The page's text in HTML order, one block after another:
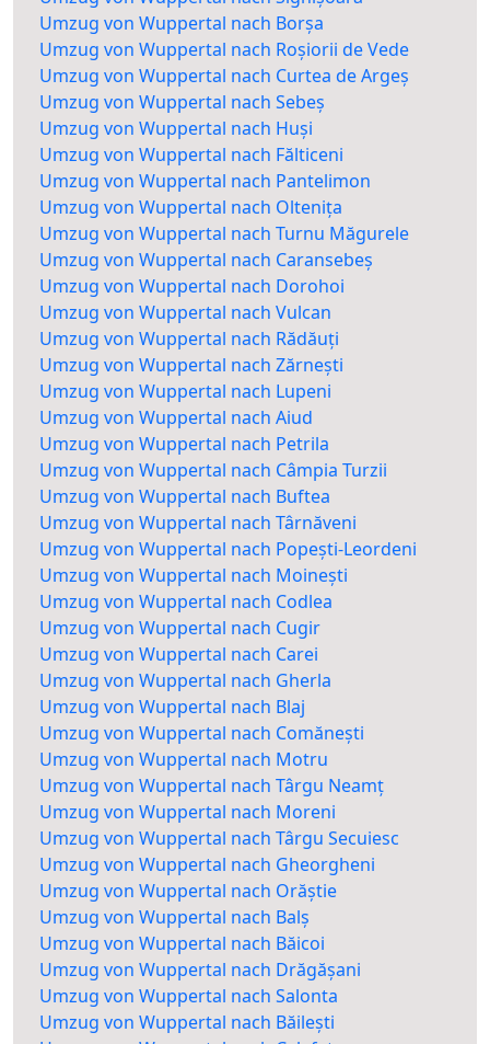
Umzug von Wuppertal nach Borșa
Umzug von Wuppertal nach Roșiorii de Vede
Umzug von Wuppertal nach Curtea de Argeș
Umzug von Wuppertal nach Sebeș
Umzug von Wuppertal nach Huși
Umzug von Wuppertal nach Fălticeni
Umzug von Wuppertal nach Pantelimon
Umzug von Wuppertal nach Oltenița
Umzug von Wuppertal nach Turnu Măgurele
Umzug von Wuppertal nach Caransebeș
Umzug von Wuppertal nach Dorohoi
Umzug von Wuppertal nach Vulcan
Umzug von Wuppertal nach Rădăuți
Umzug von Wuppertal nach Zărnești
Umzug von Wuppertal nach Lupeni
Umzug von Wuppertal nach Aiud
Umzug von Wuppertal nach Petrila
Umzug von Wuppertal nach Câmpia Turzii
Umzug von Wuppertal nach Buftea
Umzug von Wuppertal nach Târnăveni
Umzug von Wuppertal nach Popești-Leordeni
Umzug von Wuppertal nach Moinești
Umzug von Wuppertal nach Codlea
Umzug von Wuppertal nach Cugir
Umzug von Wuppertal nach Carei
Umzug von Wuppertal nach Gherla
Umzug von Wuppertal nach Blaj
Umzug von Wuppertal nach Comănești
Umzug von Wuppertal nach Motru
Umzug von Wuppertal nach Târgu Neamț
Umzug von Wuppertal nach Moreni
Umzug von Wuppertal nach Târgu Secuiesc
Umzug von Wuppertal nach Gheorgheni
Umzug von Wuppertal nach Orăștie
Umzug von Wuppertal nach Balș
Umzug von Wuppertal nach Băicoi
Umzug von Wuppertal nach Drăgășani
Umzug von Wuppertal nach Salonta
Umzug von Wuppertal nach Băilești